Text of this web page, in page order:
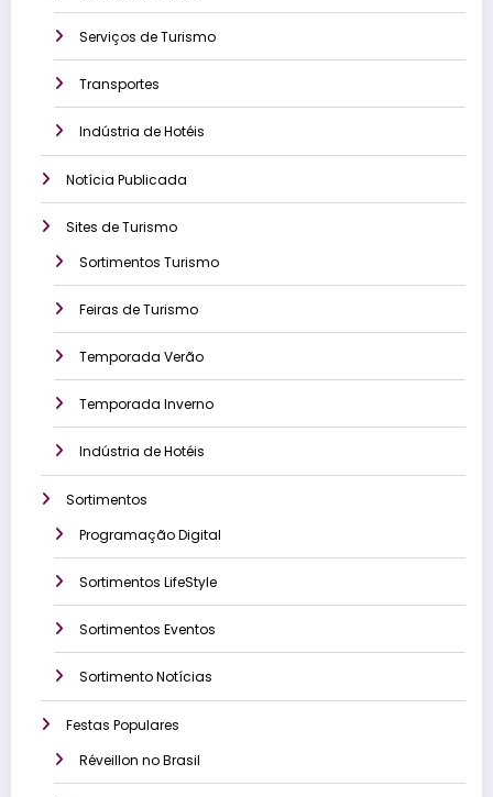
Serviços de Turismo
Transportes
Indústria de Hotéis
Notícia Publicada
Sites de Turismo
Sortimentos Turismo
Feiras de Turismo
Temporada Verão
Temporada Inverno
Indústria de Hotéis
Sortimentos
Programação Digital
Sortimentos LifeStyle
Sortimentos Eventos
Sortimento Notícias
Festas Populares
Réveillon no Brasil